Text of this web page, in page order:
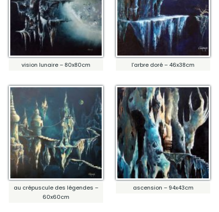
vision lunaire – 80x80cm l’arbre doré – 46x38cm
au crépuscule des légendes –
60x60cm
ascension – 94x43cm